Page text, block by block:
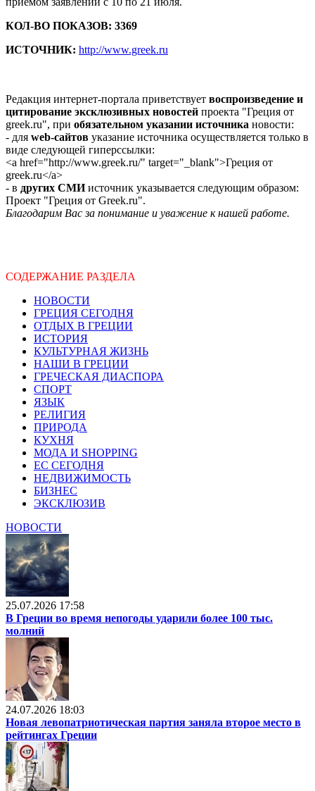
КОЛ-ВО ПОКАЗОВ: 3369
ИСТОЧНИК: http://www.greek.ru
Редакция интернет-портала приветствует воспроизведение и
цитирование эксклюзивных новостей проекта "Греция от
greek.ru", при обязательном указании источника новости:
- для web-сайтов указание источника осуществляется только в
виде следующей гиперссылки:
<a href="http://www.greek.ru/" target="_blank">Греция от
greek.ru</a>
- в других СМИисточник указывается следующим образом:
Проект "Греция от Greek.ru".
Благодарим Вас за понимание и уважение к нашей работе.
СОДЕРЖАНИЕ РАЗДЕЛА
НОВОСТИ
ГРЕЦИЯ СЕГОДНЯ
ОТДЫХ В ГРЕЦИИ
ИСТОРИЯ
КУЛЬТУРНАЯ ЖИЗНЬ
НАШИ В ГРЕЦИИ
ГРЕЧЕСКАЯ ДИАСПОРА
СПОРТ
ЯЗЫК
РЕЛИГИЯ
ПРИРОДА
КУХНЯ
МОДА И SHOPPING
ЕС СЕГОДНЯ
НЕДВИЖИМОСТЬ
БИЗНЕС
ЭКСКЛЮЗИВ
НОВОСТИ
25.07.2026 17:58
В Греции во время непогоды ударили более 100 тыс.
молний
24.07.2026 18:03
Новая левопатриотическая партия заняла второе место в
рейтингах Греции